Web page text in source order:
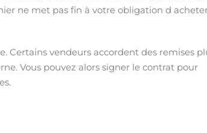
ne met pas fin à votre obligation d
Certains vendeurs accordent des remises
Vous pouvez alors signer le contrat pour